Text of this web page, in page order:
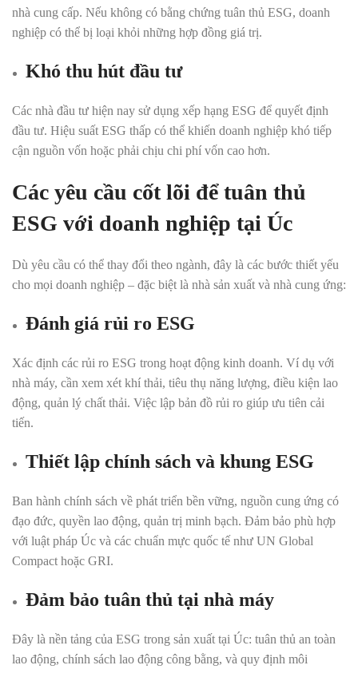
nhà cung cấp. Nếu không có bằng chứng tuân thủ ESG, doanh
nghiệp có thể bị loại khỏi những hợp đồng giá trị.
Khó thu hút đầu tư
Các nhà đầu tư hiện nay sử dụng xếp hạng ESG để quyết định
đầu tư. Hiệu suất ESG thấp có thể khiến doanh nghiệp khó tiếp
cận nguồn vốn hoặc phải chịu chi phí vốn cao hơn.
Các yêu cầu cốt lõi để tuân thủ
ESG với doanh nghiệp tại Úc
Dù yêu cầu có thể thay đổi theo ngành, đây là các bước thiết yếu
cho mọi doanh nghiệp – đặc biệt là nhà sản xuất và nhà cung ứng:
Đánh giá rủi ro ESG
Xác định các rủi ro ESG trong hoạt động kinh doanh. Ví dụ với
nhà máy, cần xem xét khí thải, tiêu thụ năng lượng, điều kiện lao
động, quản lý chất thải. Việc lập bản đồ rủi ro giúp ưu tiên cải
tiến.
Thiết lập chính sách và khung ESG
Ban hành chính sách về phát triển bền vững, nguồn cung ứng có
đạo đức, quyền lao động, quản trị minh bạch. Đảm bảo phù hợp
với luật pháp Úc và các chuẩn mực quốc tế như UN Global
Compact hoặc GRI.
Đảm bảo tuân thủ tại nhà máy
Đây là nền tảng của ESG trong sản xuất tại Úc: tuân thủ an toàn
lao động, chính sách lao động công bằng, và quy định môi